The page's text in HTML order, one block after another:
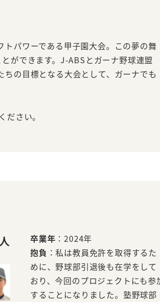
パワーである甲子園大会。この夢の舞
ができます。J-ABSとガーナ野球連盟
の目標となる大会として、ガーナでも
ださい。
卒業年 ：2024年
抱負 ：私は教員免許を取得するた
めに、野球部引退後も在学をして
おり、今回のプロジェクトにも参
することになりました。塾野球部